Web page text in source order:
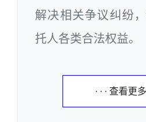
解决相关争议纠纷
托人各类合法权益。
· · · 查看更多